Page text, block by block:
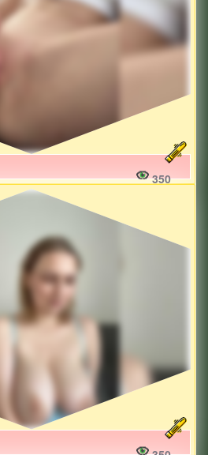
350